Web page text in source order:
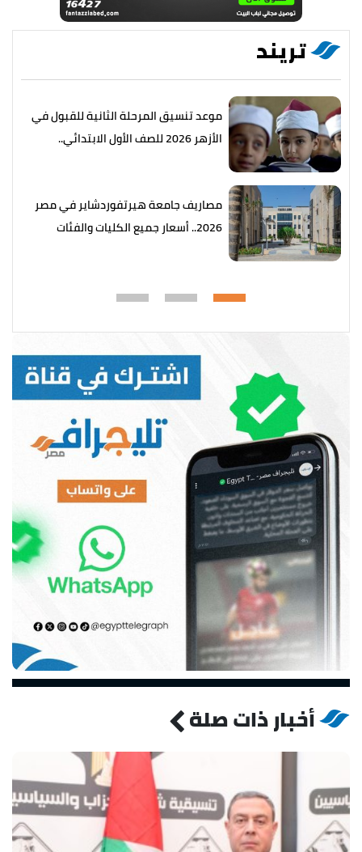
تريند
موعد تنسيق المرحلة الثانية للقبول في
الأزهر 2026 للصف الأول الابتدائي..
مصاريف جامعة هيرتفوردشاير في مصر
2026.. أسعار جميع الكليات والفئات
أخبار ذات صلة